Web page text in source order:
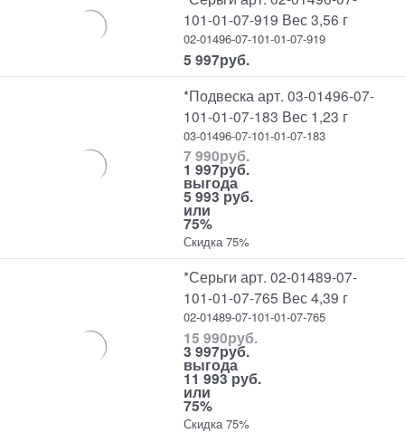
101-01-07-919 Вес 3,56 г
02-01496-07-101-01-07-919
5 997руб.
*Подвеска арт. 03-01496-07-
101-01-07-183 Вес 1,23 г
03-01496-07-101-01-07-183
7 990руб.
1 997руб.
выгода
5 993 руб.
или
75%
Скидка 75%
*Серьги арт. 02-01489-07-
101-01-07-765 Вес 4,39 г
02-01489-07-101-01-07-765
15 990руб.
3 997руб.
выгода
11 993 руб.
или
75%
Скидка 75%